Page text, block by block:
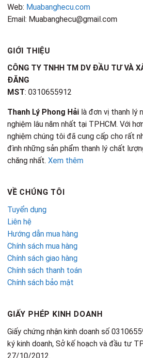
Web: Muabanghecu.com
Email: Muabanghecu@gmail.com
GIỚI THIỆU
CÔNG TY TNHH TM DV ĐẦU TƯ VÀ
ĐĂNG
MST: 0310655912
Thanh Lý Phong Hải là đơn vị thanh lý
nghiệm lâu năm nhất tại TPHCM. Với
nghiệm chúng tôi đã cung cấp cho rất
đình những sản phẩm thanh lý chất
chăng nhất. Xem thêm
VỀ CHÚNG TÔI
Tuyển dụng
Liên hệ
Hướng dẫn mua hàng
Chính sách mua hàng
Chính sách giao hàng
Chính sách thanh toán
Chính sách bảo mật
GIẤY PHÉP KINH DOANH
Giấy chứng nhận kinh doanh số
ký kinh doanh, Sở kế hoạch và đầu tư
27/10/2012.